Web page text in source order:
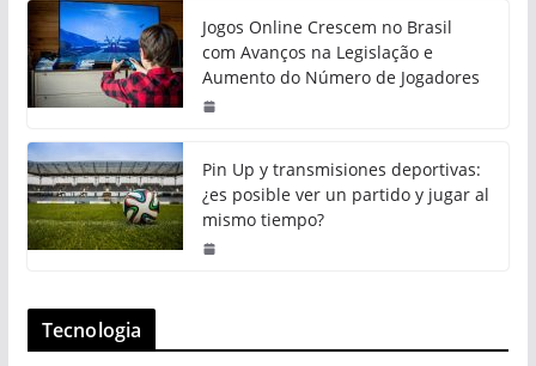
Jogos Online Crescem no Brasil
com Avanços na Legislação e
Aumento do Número de Jogadores
Pin Up y transmisiones deportivas:
¿es posible ver un partido y jugar al
mismo tiempo?
Tecnologia